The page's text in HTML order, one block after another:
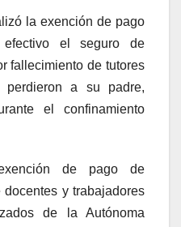
la exención de pago
el seguro de
fallecimiento de tutores
a su padre,
el confinamiento
de pago de
y trabajadores
de la Autónoma